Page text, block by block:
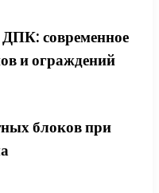
ДПК: современное
и ограждений
блоков при